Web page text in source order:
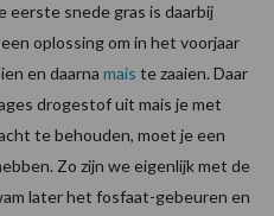
eerste snede gras is daarbij
oplossing om in het voorjaar
en daarna mais te zaaien. Daar
drogestof uit mais je met
te behouden, moet je een
Zo zijn we eigenlijk met de
later het fosfaat-gebeuren en